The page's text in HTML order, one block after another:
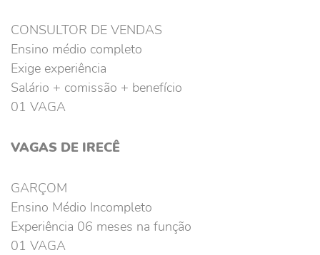
CONSULTOR DE VENDAS
Ensino médio completo
Exige experiência
Salário + comissão + benefício
01 VAGA
VAGAS DE IRECÊ
GARÇOM
Ensino Médio Incompleto
Experiência 06 meses na função
01 VAGA